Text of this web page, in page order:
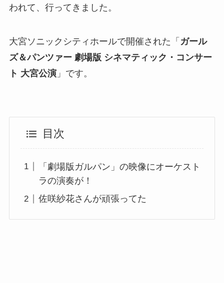
われて、行ってきました。
大宮ソニックシティホールで開催された「 ガール
ズ＆パンツァー 劇場版 シネマティック・コンサー
ト 大宮公演」です。
目次
「劇場版ガルパン」の映像にオーケスト
ラの演奏が！
佐咲紗花‏さんが頑張ってた